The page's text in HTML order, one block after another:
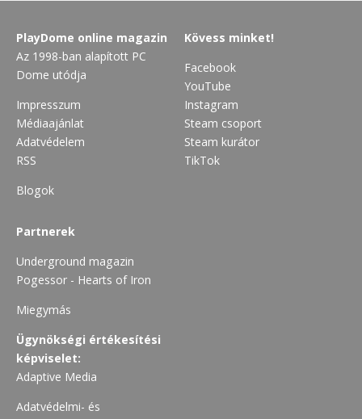
PlayDome online magazin
Az 1998-ban alapított PC
Dome utódja
Impresszum
Médiaajánlat
Adatvédelem
RSS
Blogok
Kövess minket!
Facebook
YouTube
Instagram
Steam csoport
Steam kurátor
TikTok
Partnerek
Underground magazin
Pogessor - Hearts of Iron
Miegymás
Ügynökségi értékesítési
képviselet:
Adaptive Media
Adatvédelmi- és